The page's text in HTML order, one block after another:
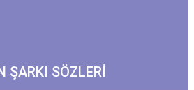
ŞARKI SÖZLERİ